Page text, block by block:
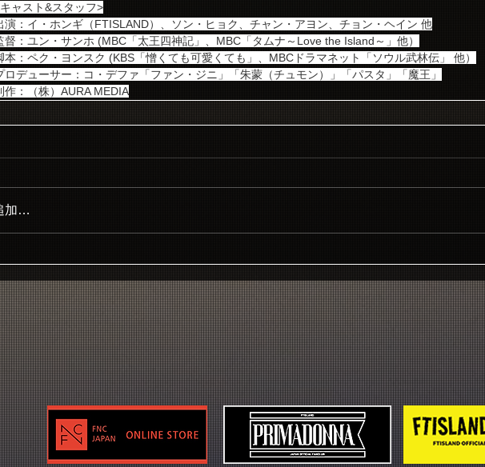
ャスト&スタッフ>
演：イ・ホンギ（FTISLAND）、ソン・ヒョク、チャン・アヨン、チョン・ヘイン 他
督：ユン・サンホ (MBC「太王四神記」、MBC「タムナ～Love the Island～」他）
本：ペク・ヨンスク (KBS「憎くても可愛くても」、MBCドラマネット「ソウル武林伝」 他）
ロデューサー：コ・デファ「ファン・ジニ」「朱蒙（チュモン）」「パスタ」「魔王」
作：（株）AURA MEDIA
加…